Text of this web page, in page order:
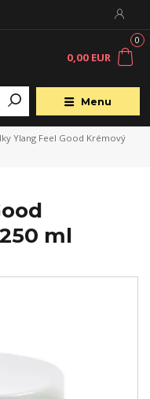
Menu
0
0,00 EUR
Ylang Feel Good Krémový
ml